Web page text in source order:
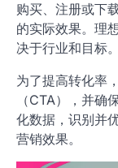
购买、注册或下
的实际效果。理
决于行业和目标。
为了提高转化率
（CTA），并确
化数据，识别并
营销效果。